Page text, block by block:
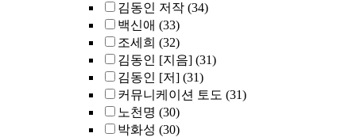
김동인 저작 (34)
백신애 (33)
조세희 (32)
김동인 [지음] (31)
김동인 [저] (31)
커뮤니케이션 토도 (31)
노천명 (30)
박화성 (30)